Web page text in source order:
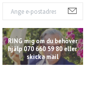
RING mig om du behöver
hjälp 070 660 59 80 eller
skicka mail